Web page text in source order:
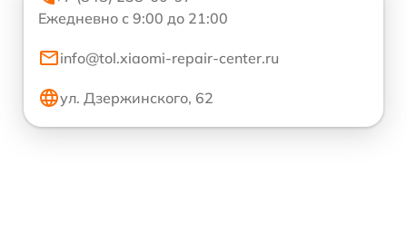
Ежедневно с 9:00 до 21:00
info@tol.xiaomi-repair-center.ru
ул. Дзержинского, 62